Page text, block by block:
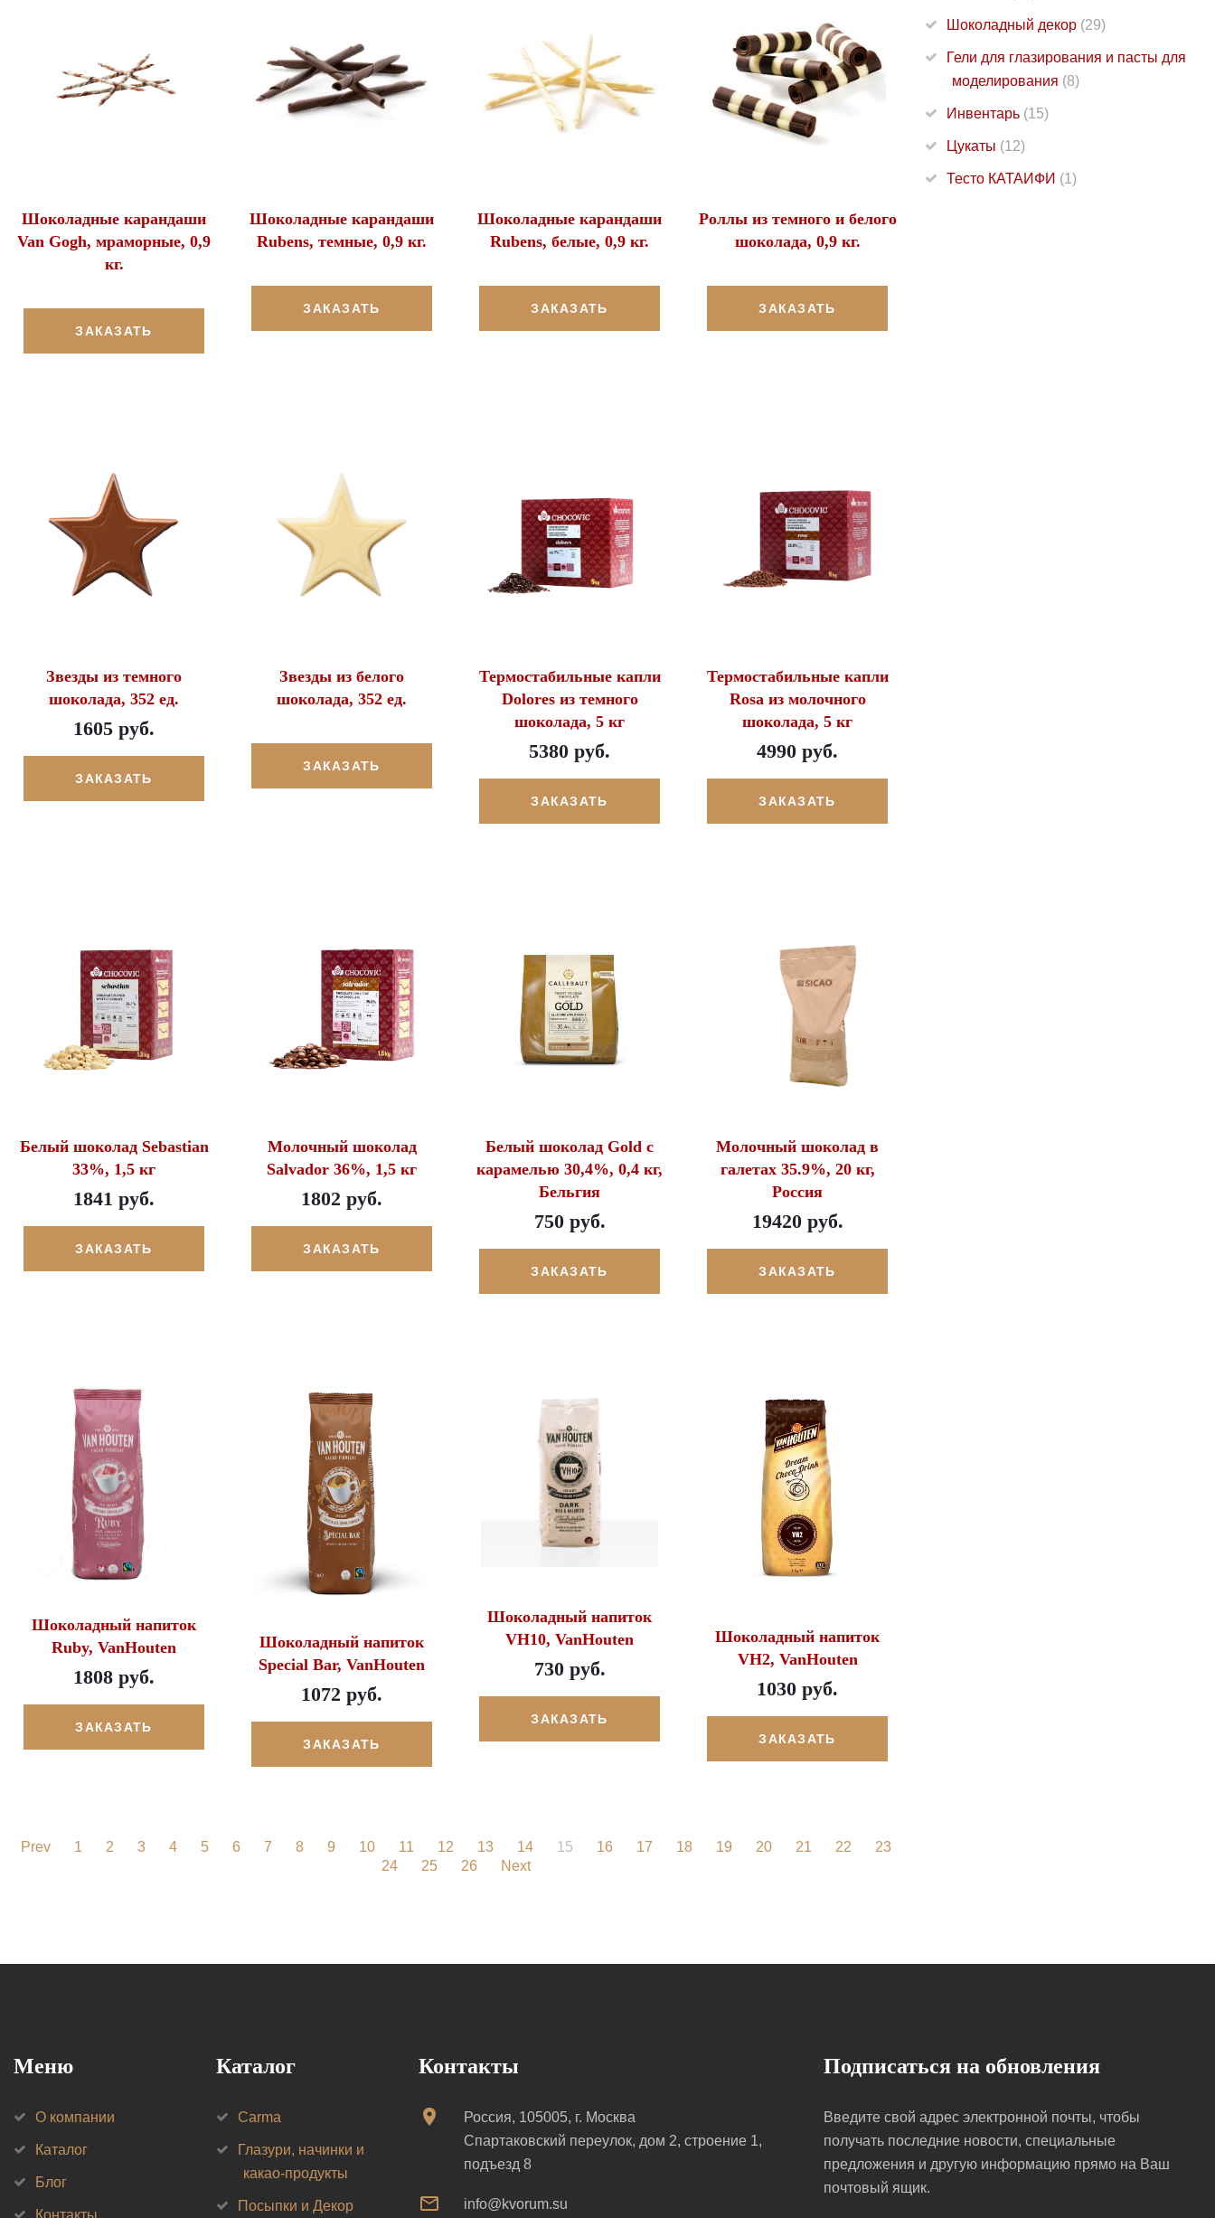
Шоколадные карандаши
Van Gogh, мраморные, 0,9
кг.
ЗАКАЗАТЬ
Шоколадные карандаши
Rubens, темные, 0,9 кг.
ЗАКАЗАТЬ
Шоколадные карандаши
Rubens, белые, 0,9 кг.
ЗАКАЗАТЬ
Роллы из темного и белого
шоколада, 0,9 кг.
ЗАКАЗАТЬ
Звезды из темного
шоколада, 352 ед.
1605 руб.
ЗАКАЗАТЬ
Звезды из белого
шоколада, 352 ед.
ЗАКАЗАТЬ
Термостабильные капли
Dolores из темного
шоколада, 5 кг
5380 руб.
ЗАКАЗАТЬ
Термостабильные капли
Rosa из молочного
шоколада, 5 кг
4990 руб.
ЗАКАЗАТЬ
Белый шоколад Sebastian
33%, 1,5 кг
1841 руб.
ЗАКАЗАТЬ
Молочный шоколад
Salvador 36%, 1,5 кг
1802 руб.
ЗАКАЗАТЬ
Белый шоколад Gold с
карамелью 30,4%, 0,4 кг,
Бельгия
750 руб.
ЗАКАЗАТЬ
Молочный шоколад в
галетах 35.9%, 20 кг,
Россия
19420 руб.
ЗАКАЗАТЬ
Шоколадный напиток
Ruby, VanHouten
1808 руб.
ЗАКАЗАТЬ
Шоколадный напиток
Special Bar, VanHouten
1072 руб.
ЗАКАЗАТЬ
Шоколадный напиток
VH10, VanHouten
730 руб.
ЗАКАЗАТЬ
Шоколадный напиток
VH2, VanHouten
1030 руб.
ЗАКАЗАТЬ
Prev 1 2 3 4 5 6 7 8 9 10 11 12 13 14 15 16 17 18 19 20 21 22
23
24
25 26 Next
Шоколадный декор (29)
Гели для глазирования и пасты для
моделирования (8)
Инвентарь (15)
Цукаты (12)
Тесто КАТАИФИ (1)
Меню
О компании
Каталог
Блог
Контакты
Каталог
Carma
Глазури, начинки и
какао-продукты
Посыпки и Декор
Контакты
Россия, 105005, г. Москва
Спартаковский переулок, дом 2, строение 1,
подъезд 8
info@kvorum.su
Подписаться на обновления
Введите свой адрес электронной почты, чтобы
получать последние новости, специальные
предложения и другую информацию прямо на Ваш
почтовый ящик.